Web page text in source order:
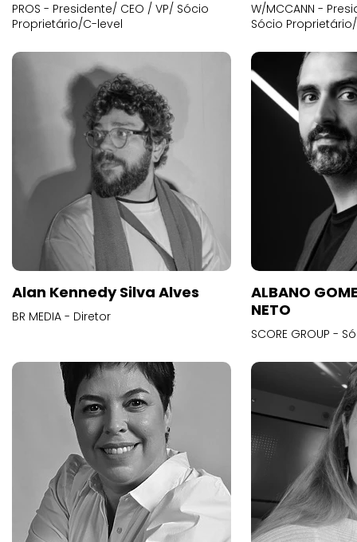
PROS - Presidente/ CEO / VP/ Sócio
Proprietário/C-level
W/MCCANN -
Sócio
Alan Kennedy Silva Alves
BR MEDIA - Diretor
ALBANO
NETO
SCORE GROUP -